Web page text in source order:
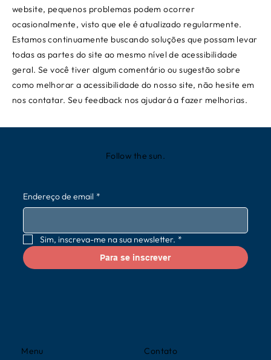
website, pequenos problemas podem ocorrer
ocasionalmente, visto que ele é atualizado regularmente.
Estamos continuamente buscando soluções que possam levar
todas as partes do site ao mesmo nível de acessibilidade
geral. Se você tiver algum comentário ou sugestão sobre
como melhorar a acessibilidade do nosso site, não hesite em
nos contatar. Seu feedback nos ajudará a fazer melhorias.
Contato
Menu
Follow the sun.
Endereço de email *
Sim, inscreva-me na sua newsletter. *
Para se inscrever